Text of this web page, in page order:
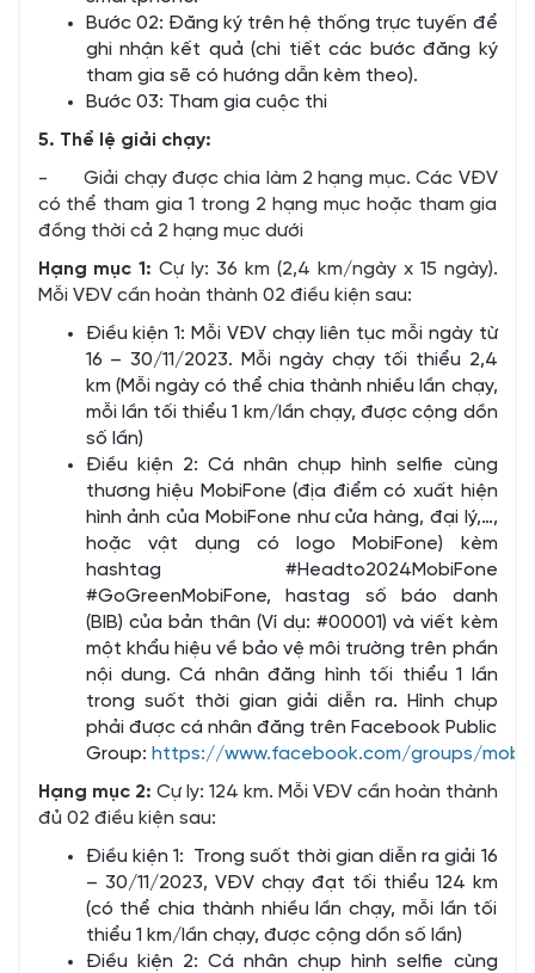
Bước 02: Đăng ký trên hệ thống trực tuyến để
ghi nhận kết quả (chi tiết các bước đăng ký
tham gia sẽ có hướng dẫn kèm theo).
Bước 03: Tham gia cuộc thi
5. Thể lệ giải chạy:
- Giải chạy được chia làm 2 hạng mục. Các VĐV
có thể tham gia 1 trong 2 hạng mục hoặc tham gia
đồng thời cả 2 hạng mục dưới
Hạng mục 1:Cự ly: 36 km (2,4 km/ngày x 15 ngày).
Mỗi VĐV cần hoàn thành 02 điều kiện sau:
Điều kiện 1: Mỗi VĐV chạy liên tục mỗi ngày từ
16 – 30/11/2023. Mỗi ngày chạy tối thiểu 2,4
km (Mỗi ngày có thể chia thành nhiều lần chạy,
mỗi lần tối thiểu 1 km/lần chạy, được cộng dồn
số lần)
Điều kiện 2: Cá nhân chụp hình selfie cùng
thương hiệu MobiFone (địa điểm có xuất hiện
hình ảnh của MobiFone như cửa hàng, đại lý,…,
hoặc vật dụng có logo MobiFone) kèm
hashtag #Headto2024MobiFone
#GoGreenMobiFone, hastag số báo danh
(BIB) của bản thân (Ví dụ: #00001) và viết kèm
một khẩu hiệu về bảo vệ môi trường trên phần
nội dung. Cá nhân đăng hình tối thiểu 1 lần
trong suốt thời gian giải diễn ra. Hình chụp
phải được cá nhân đăng trên Facebook Public
Group: https://www.facebook.com/groups/
Hạng mục 2: Cự ly: 124 km. Mỗi VĐV cần hoàn thành
đủ 02 điều kiện sau:
Điều kiện 1: Trong suốt thời gian diễn ra giải 16
– 30/11/2023, VĐV chạy đạt tối thiểu 124 km
(có thể chia thành nhiều lần chạy, mỗi lần tối
thiểu 1 km/lần chạy, được cộng dồn số lần)
Điều kiện 2: Cá nhân chụp hình selfie cùng